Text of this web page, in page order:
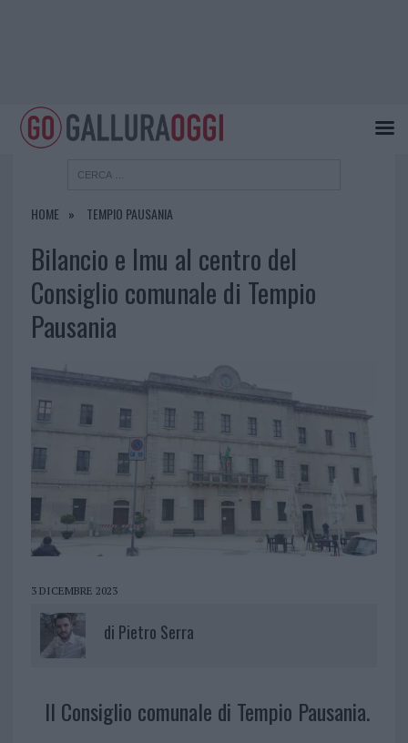
HOME TEMPIO PAUSANIA
Bilancio e Imu al centro del
Consiglio comunale di Tempio
Pausania
3 DICEMBRE 2023
di Pietro Serra
Il Consiglio comunale di Tempio Pausania.